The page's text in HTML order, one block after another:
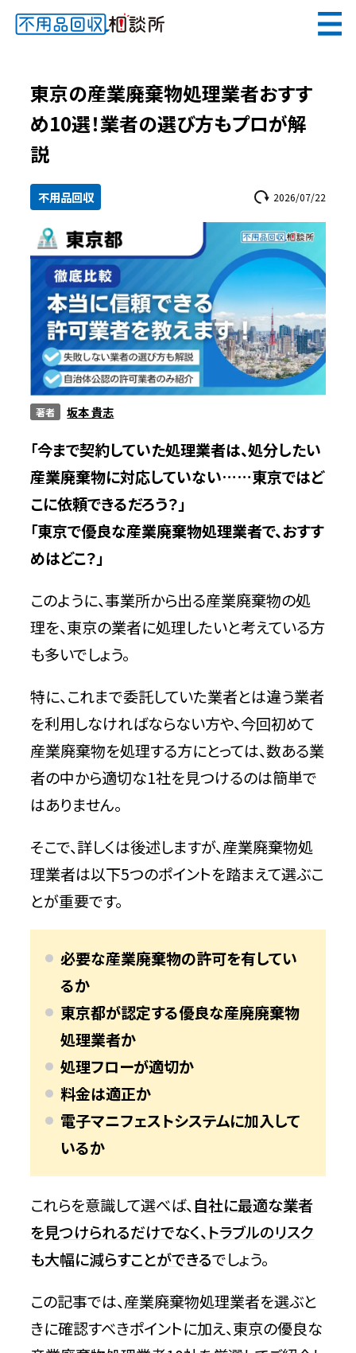
不用品回収相談所TOP
当社について
サービス
料金
対応エリア
東京の産業廃棄物処理業者おすす
め10選！業者の選び方もプロが解
説
不用品回収 2026/07/22
著者 坂本 貴志
「今まで契約していた処理業者は、処分したい
産業廃棄物に対応していない……東京ではど
こに依頼できるだろう？」
「東京で優良な産業廃棄物処理業者で、おすす
めはどこ？」
このように、事業所から出る産業廃棄物の処
理を、東京の業者に処理したいと考えている方
も多いでしょう。
特に、これまで委託していた業者とは違う業者
を利用しなければならない方や、今回初めて
産業廃棄物を処理する方にとっては、数ある業
者の中から適切な1社を見つけるのは簡単で
はありません。
そこで、詳しくは後述しますが、産業廃棄物処
理業者は以下5つのポイントを踏まえて選ぶこ
とが重要です。
必要な産業廃棄物の許可を有してい
るか
東京都が認定する優良な産廃廃棄物
処理業者か
処理フローが適切か
料金は適正か
電子マニフェストシステムに加入して
いるか
これらを意識して選べば、自社に最適な業者
を見つけられるだけでなく、トラブルのリスク
も大幅に減らすことができるでしょう。
この記事では、産業廃棄物処理業者を選ぶと
きに確認すべきポイントに加え、東京の優良な